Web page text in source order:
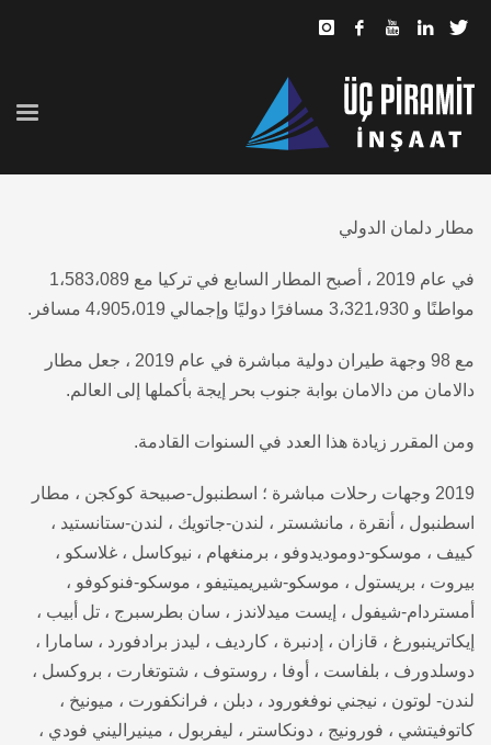
مطار دلمان الدولي
في عام 2019 ، أصبح المطار السابع في تركيا مع 1،583،089
مواطنًا و 3،321،930 مسافرًا دوليًا وإجمالي 4،905،019 مسافر.
مع 98 وجهة طيران دولية مباشرة في عام 2019 ، جعل مطار
دالامان من دالامان بوابة جنوب بحر إيجة بأكملها إلى العالم.
ومن المقرر زيادة هذا العدد في السنوات القادمة.
2019 وجهات رحلات مباشرة ؛ اسطنبول-صبيحة كوكجن ، مطار
اسطنبول ، أنقرة ، مانشستر ، لندن-جاتويك ، لندن-ستانستيد ،
كييف ، موسكو-دوموديدوفو ، برمنغهام ، نيوكاسل ، غلاسكو ،
بيروت ، بريستول ، موسكو-شيريميتيفو ، موسكو-فنوكوفو ،
أمستردام-شيفول ، إيست ميدلاندز ، سان بطرسبرج ، تل أبيب ،
إيكاترينبورغ ، قازان ، إدنبرة ، كارديف ، ليدز برادفورد ، سامارا ،
دوسلدورف ، بلفاست ، أوفا ، روستوف ، شتوتغارت ، بروكسل ،
لندن- لوتون ، نيجني نوفغورود ، دبلن ، فرانكفورت ، ميونيخ ،
كاتوفيتشي ، فورونيج ، دونكاستر ، ليفربول ، مينيراليني فودي ،